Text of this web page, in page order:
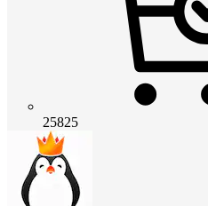
25825